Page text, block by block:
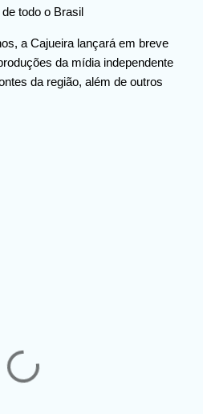
todo o Brasil
a Cajueira lançará em breve
da mídia independente
da região, além de outros